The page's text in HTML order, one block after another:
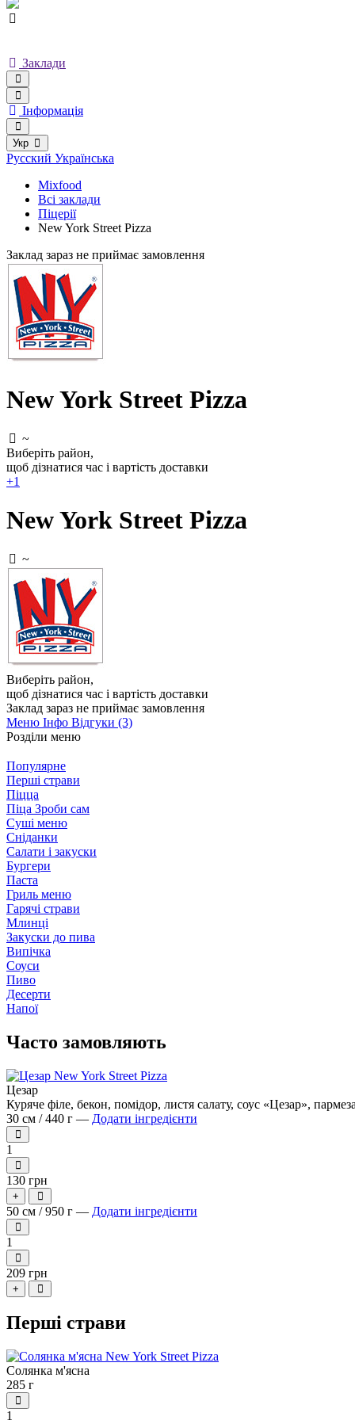
Заклади
Інформація
Укр
Русский Українська
Mixfood
Всі заклади
Піцерії
New York Street Pizza
Заклад зараз не приймає замовлення
New York Street Pizza
~
Виберіть район,
щоб дізнатися час і вартість доставки
+1
New York Street Pizza
~
Виберіть район,
щоб дізнатися час і вартість доставки
Заклад зараз не приймає замовлення
Меню Інфо Відгуки (3)
Розділи меню
Популярне
Перші страви
Піцца
Піца Зроби сам
Суші меню
Сніданки
Салати і закуски
Бургери
Паста
Гриль меню
Гарячі страви
Млинці
Закуски до пива
Випічка
Соуси
Пиво
Десерти
Напої
Часто замовляють
Цезар
Куряче філе, бекон, помідор, листя салату, соус «Цезар»,
30 см / 440 г — Додати інгредієнти
1
130 грн
+
50 см / 950 г — Додати інгредієнти
1
209 грн
+
Перші страви
Солянка м'ясна
285 г
1